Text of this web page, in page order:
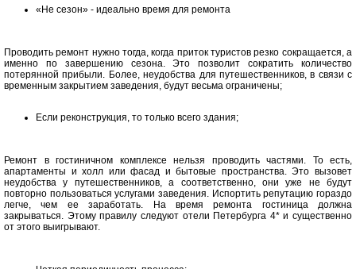
«Не сезон» - идеально время для ремонта
Проводить ремонт нужно тогда, когда приток туристов резко сокращается, а
именно по завершению сезона. Это позволит сократить количество
потерянной прибыли. Более, неудобства для путешественников, в связи с
временным закрытием заведения, будут весьма ограничены;
Если реконструкция, то только всего здания;
Ремонт в гостиничном комплексе нельзя проводить частями. То есть,
апартаменты и холл или фасад и бытовые пространства. Это вызовет
неудобства у путешественников, а соответственно, они уже не будут
повторно пользоваться услугами заведения. Испортить репутацию гораздо
легче, чем ее заработать. На время ремонта гостиница должна
закрываться. Этому правилу следуют отели Петербурга 4* и существенно
от этого выигрывают.